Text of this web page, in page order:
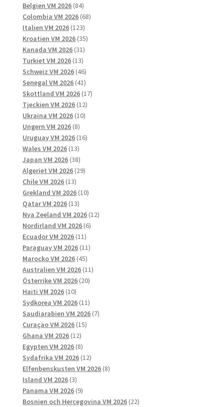
Belgien VM 2026 8484
produkter
Colombia VM 2026 6868
Italien VM 2026 123123
produkter
Kroatien VM 2026 3535
Kanada VM 2026 3131
produkter
Turkiet VM 2026 1313
produkter
Schweiz VM 2026 4646
produkter
Senegal VM 2026 4141
produkter
Skottland VM 2026 1717
Tjeckien VM 2026 1212
Ukraina VM 2026 1010
Ungern VM 2026 88
produkter
Uruguay VM 2026 1616
Wales VM 2026 1313
produkter
Japan VM 2026 3838
produkter
Algeriet VM 2026 2929
Chile VM 2026 1313
produkter
Grekland VM 2026 1010
Qatar VM 2026 1313
produkter
Nya Zeeland VM 2026 1212
Nordirland VM 2026 66
Ecuador VM 2026 1111
produkter
Paraguay VM 2026 1111
Marocko VM 2026 4545
produkter
Australien VM 2026 1111
Österrike VM 2026 2020
Haiti VM 2026 1010
produkter
Sydkorea VM 2026 1111
produkter
Saudiarabien VM 2026 77
Curaçao VM 2026 1515
Ghana VM 2026 1212
produkter
Egypten VM 2026 88
produkter
Sydafrika VM 2026 1212
produkter
Elfenbenskusten VM 2026 88
Island VM 2026 33
produkter
Panama VM 2026 99
produkter
Bosnien och Hercegovina VM 2026 2222